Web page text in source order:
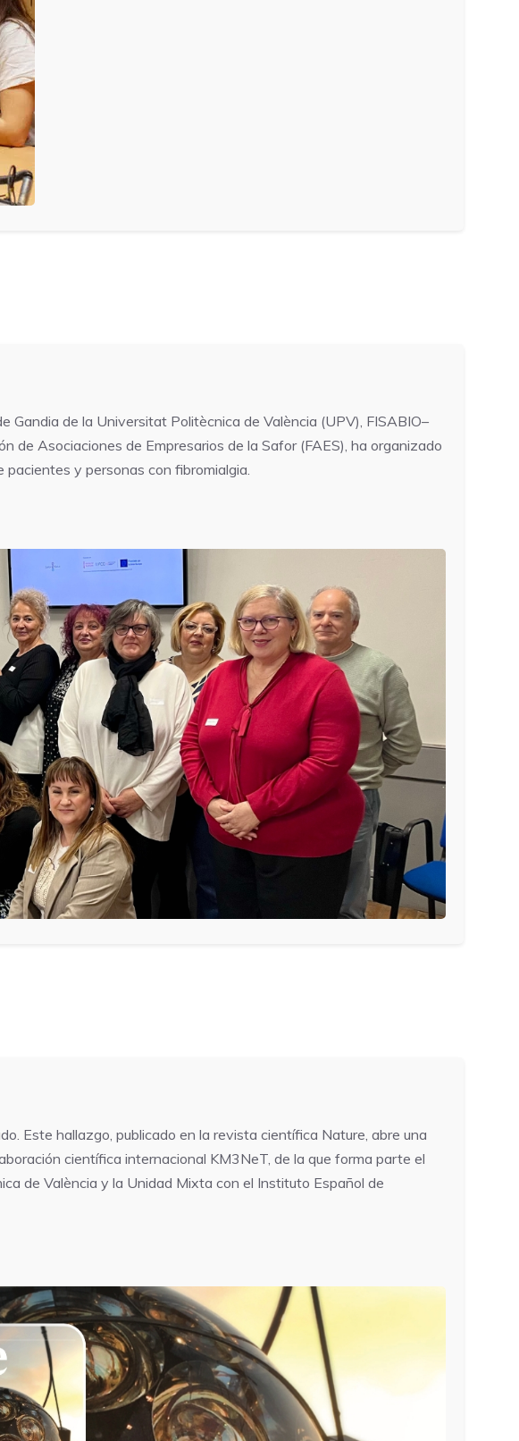
Gandia de la Universitat Politècnica de València (UPV), FISABIO–
de Asociaciones de Empresarios de la Safor (FAES), ha organizado
y personas con fibromialgia.
Este hallazgo, publicado en la revista científica Nature, abre una
científica internacional KM3NeT, de la que forma parte el
de València y la Unidad Mixta con el Instituto Español de